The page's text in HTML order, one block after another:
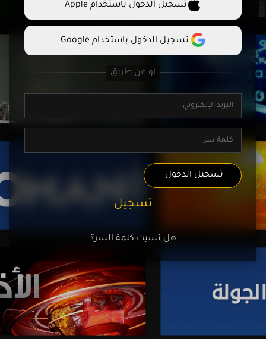
تسجيل الدخول باستخدام Apple
تسجيل الدخول باستخدام Google
تسجيل الدخول
تسجيل
هل نسيت كلمة السر؟